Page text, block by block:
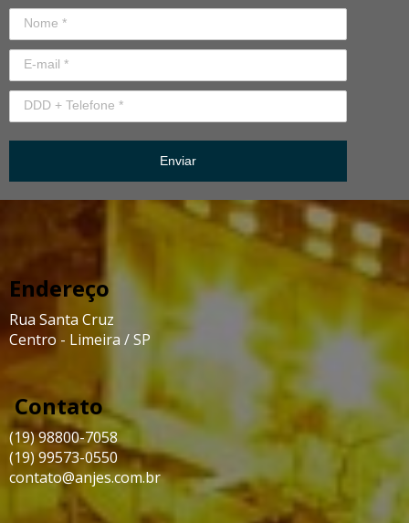
Enviar
Endereço
Rua Santa Cruz
Centro - Limeira / SP
Contato
(19) 98800-7058
(19) 99573-0550
contato@anjes.com.br